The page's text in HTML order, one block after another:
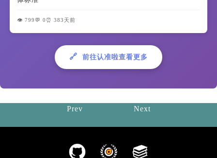
👁️ 799 💬 0 ⏰ 383天前
🔗 前往认准啦查看更多
Prev Next